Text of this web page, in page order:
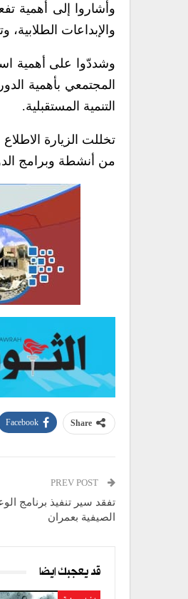
وأشاروا إلى أهمية
والإبداعات
وشددّوا على أهمية
المجتمعي بأهمية
التنمية المستقبلية.
تخللت الزيارة
من أنشطة وبرامج
Share
Facebook
تفقد سير تنفيذ برنامج
الصيفية بعمران
قد يعجبك ايضا